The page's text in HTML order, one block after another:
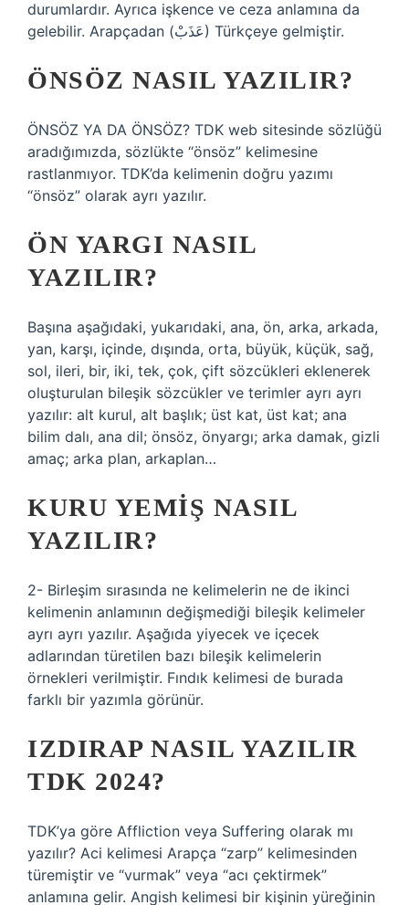
durumlardır. Ayrıca işkence ve ceza anlamına da
gelebilir. Arapçadan (عَذَبْ) Türkçeye gelmiştir.
ÖNSÖZ NASIL YAZILIR?
ÖNSÖZ YA DA ÖNSÖZ? TDK web sitesinde sözlüğü
aradığımızda, sözlükte “önsöz” kelimesine
rastlanmıyor. TDK’da kelimenin doğru yazımı
“önsöz” olarak ayrı yazılır.
ÖN YARGI NASIL
YAZILIR?
Başına aşağıdaki, yukarıdaki, ana, ön, arka, arkada,
yan, karşı, içinde, dışında, orta, büyük, küçük, sağ,
sol, ileri, bir, iki, tek, çok, çift sözcükleri eklenerek
oluşturulan bileşik sözcükler ve terimler ayrı ayrı
yazılır: alt kurul, alt başlık; üst kat, üst kat; ana
bilim dalı, ana dil; önsöz, önyargı; arka damak, gizli
amaç; arka plan, arkaplan…
KURU YEMIŞ NASIL
YAZILIR?
2- Birleşim sırasında ne kelimelerin ne de ikinci
kelimenin anlamının değişmediği bileşik kelimeler
ayrı ayrı yazılır. Aşağıda yiyecek ve içecek
adlarından türetilen bazı bileşik kelimelerin
örnekleri verilmiştir. Fındık kelimesi de burada
farklı bir yazımla görünür.
IZDIRAP NASIL YAZILIR
TDK 2024?
TDK’ya göre Affliction veya Suffering olarak mı
yazılır? Aci kelimesi Arapça “zarp” kelimesinden
türemiştir ve “vurmak” veya “acı çektirmek”
anlamına gelir. Angish kelimesi bir kişinin yüreğinin